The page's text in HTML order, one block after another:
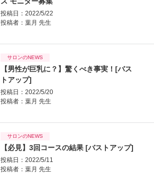
投稿日：2022/5/22
投稿者： 葉月 先生
サロンのNEWS
【男性が巨乳に？】驚くべき事実！[バス
トアップ]
投稿日：2022/5/20
投稿者： 葉月 先生
サロンのNEWS
【必見】3回コースの結果 [バストアップ]
投稿日：2022/5/11
投稿者： 葉月 先生